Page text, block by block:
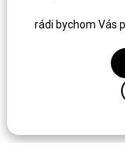
rádi bychom Vás